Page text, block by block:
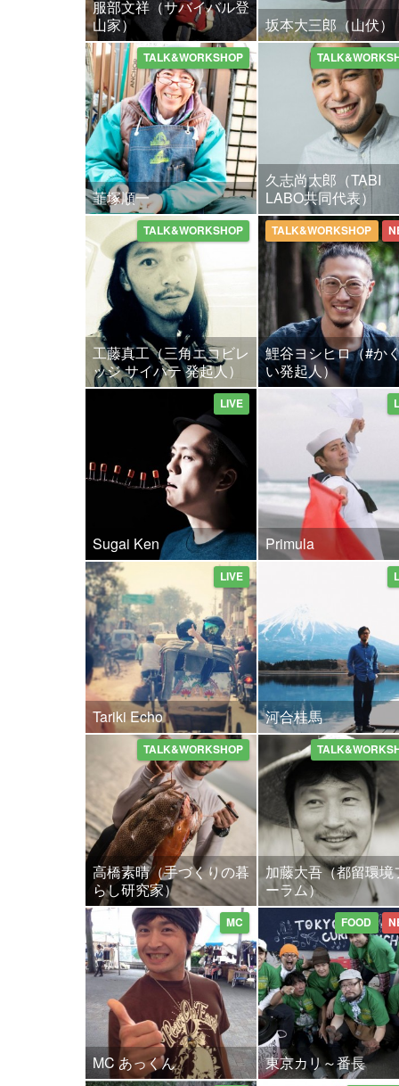
服部文祥（サバイバル登
山家）
坂本大三郎（山伏）
韮塚順一
TALK&WORKSHOP
久志尚太郎（TABI
LABO共同代表）
工藤真工（三角エコビレ
ッジ サイハテ 発起人）
TALK&WORKSHOP
鯉谷ヨシヒロ（#か
い発起人）
TALK&WORKSHOP
Sugai Ken
LIVE
Primula
Tariki Echo
LIVE
河合桂馬
高橋素晴（手づくりの暮
らし研究家）
TALK&WORKSHOP
加藤大吾（都留環境
ーラム）
MC あっくん
MC
東京カリ～番長
FOOD